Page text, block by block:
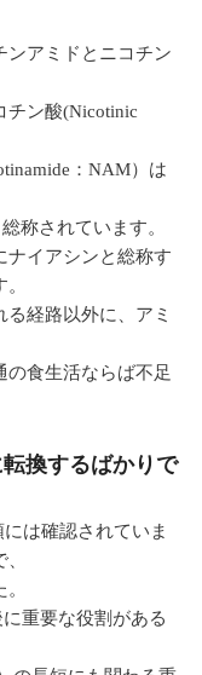
ンアミドとニコチン
チン酸(Nicotinic
：NAM）は
称されています。
ナイアシンと総称す
経路以外に、アミ
の食生活ならば不足
換するばかりで
は確認されていま
重要な役割がある